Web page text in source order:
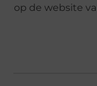
op de website